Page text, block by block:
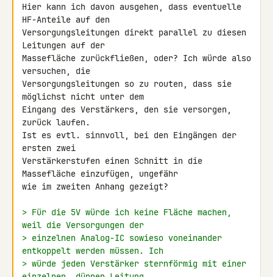
Hier kann ich davon ausgehen, dass eventuelle
HF-Anteile auf den
Versorgungsleitungen direkt parallel zu diesen
Leitungen auf der
Massefläche zurückfließen, oder? Ich würde also
versuchen, die
Versorgungsleitungen so zu routen, dass sie
möglichst nicht unter dem
Eingang des Verstärkers, den sie versorgen,
zurück laufen.
Ist es evtl. sinnvoll, bei den Eingängen der
ersten zwei
Verstärkerstufen einen Schnitt in die
Massefläche einzufügen, ungefähr
wie im zweiten Anhang gezeigt?
> Für die 5V würde ich keine Fläche machen,
weil die Versorgungen der
> einzelnen Analog-IC sowieso voneinander
entkoppelt werden müssen. Ich
> würde jeden Verstärker sternförmig mit einer